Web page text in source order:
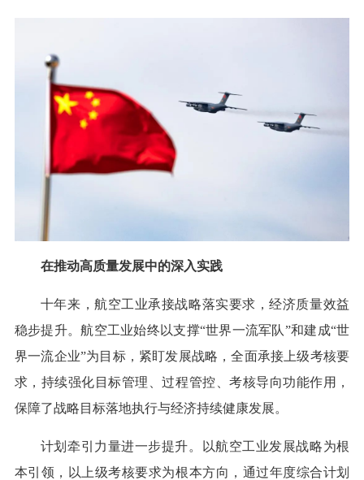
在推动高质量发展中的深入实践
十年来，航空工业承接战略落实要求，经济质量效益
稳步提升。航空工业始终以支撑“世界一流军队”和建成“世
界一流企业”为目标，紧盯发展战略，全面承接上级考核要
求，持续强化目标管理、过程管控、考核导向功能作用，
保障了战略目标落地执行与经济持续健康发展。
计划牵引力量进一步提升。以航空工业发展战略为根
本引领，以上级考核要求为根本方向，通过年度综合计划